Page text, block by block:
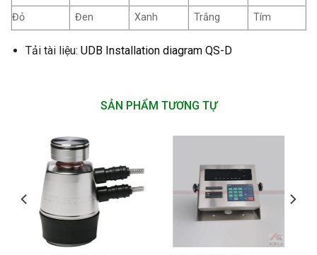
Đỏ
Đen Xanh Trắng Tím
Tải tài liệu: UDB Installation diagram QS-D
SẢN PHẨM TƯƠNG TỰ